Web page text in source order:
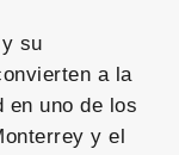
su
a la
en uno de los
y el